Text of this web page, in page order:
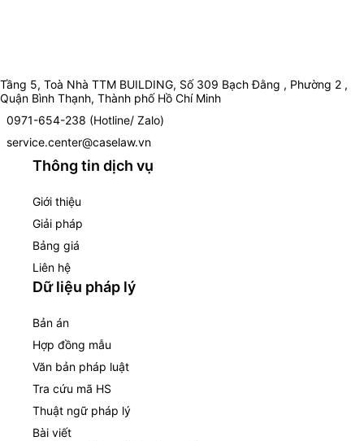
Tầng 5, Toà Nhà TTM BUILDING, Số 309 Bạch Đằng , Phường 2 ,
Quận Bình Thạnh, Thành phố Hồ Chí Minh
0971-654-238 (Hotline/ Zalo)
service.center@caselaw.vn
Thông tin dịch vụ
Giới thiệu
Giải pháp
Bảng giá
Liên hệ
Dữ liệu pháp lý
Bản án
Hợp đồng mẫu
Văn bản pháp luật
Tra cứu mã HS
Thuật ngữ pháp lý
Bài viết